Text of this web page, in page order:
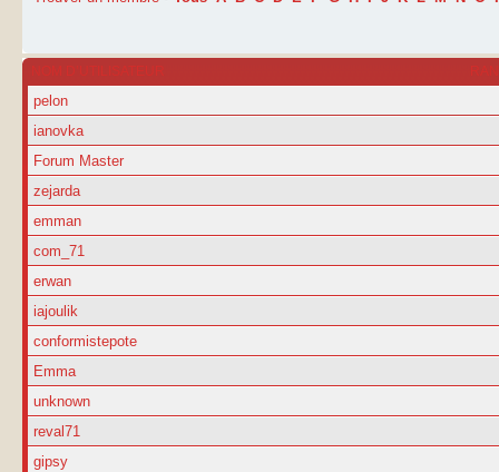
NOM D’UTILISATEUR
pelon
ianovka
Forum Master
zejarda
emman
com_71
erwan
iajoulik
conformistepote
Emma
unknown
reval71
gipsy